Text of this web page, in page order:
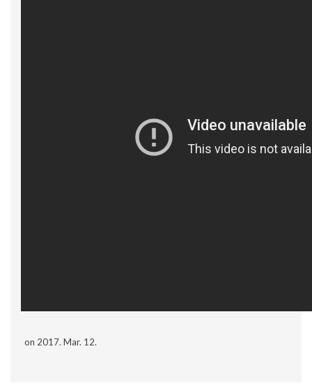
on 2017. Mar. 12.